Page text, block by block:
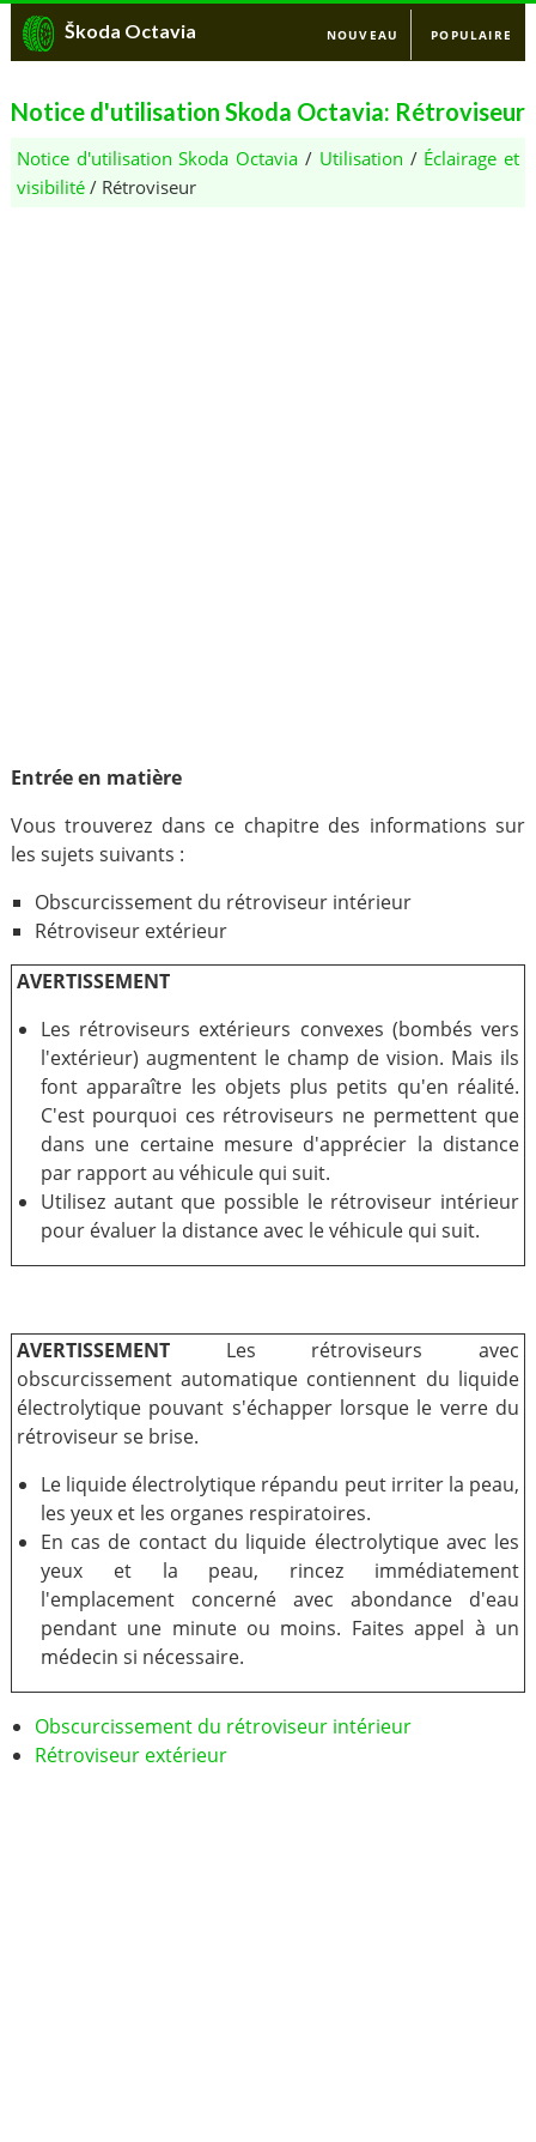
Škoda Octavia NOUVEAU POPULAIRE
Notice d'utilisation Skoda Octavia: Rétroviseur
Notice d'utilisation Skoda Octavia / Utilisation / Éclairage et
visibilité/ Rétroviseur
Entrée en matière
Vous trouverez dans ce chapitre des informations sur
les sujets suivants :
Obscurcissement du rétroviseur intérieur
Rétroviseur extérieur
AVERTISSEMENT
Les rétroviseurs extérieurs convexes (bombés vers
l'extérieur) augmentent le champ de vision. Mais ils
font apparaître les objets plus petits qu'en réalité.
C'est pourquoi ces rétroviseurs ne permettent que
dans une certaine mesure d'apprécier la distance
par rapport au véhicule qui suit.
Utilisez autant que possible le rétroviseur intérieur
pour évaluer la distance avec le véhicule qui suit.
AVERTISSEMENT Les rétroviseurs avec
obscurcissement automatique contiennent du liquide
électrolytique pouvant s'échapper lorsque le verre du
rétroviseur se brise.
Le liquide électrolytique répandu peut irriter la peau,
les yeux et les organes respiratoires.
En cas de contact du liquide électrolytique avec les
yeux et la peau, rincez immédiatement
l'emplacement concerné avec abondance d'eau
pendant une minute ou moins. Faites appel à un
médecin si nécessaire.
Obscurcissement du rétroviseur intérieur
Rétroviseur extérieur